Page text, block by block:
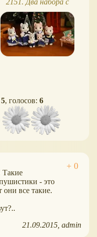
2151. Два набора с
кошками керл - обзор,
фото
5, голосов: 6
Такие
- это
они все такие.
21.09.2015 admin